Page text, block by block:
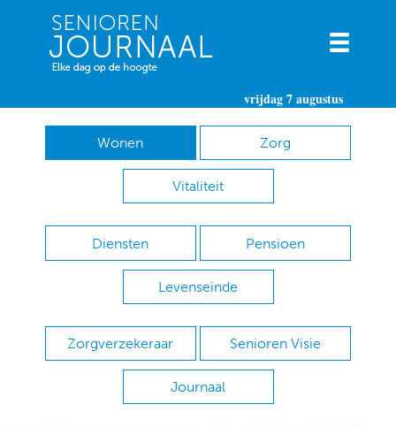
vrijdag 7 augustus
Wonen Zorg
Vitaliteit
Diensten Pensioen
Levenseinde
Zorgverzekeraar Senioren Visie
Journaal